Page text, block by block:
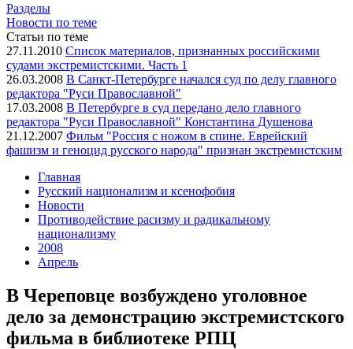
Разделы
Новости по теме
Статьи по теме
27.11.2010 Список материалов, признанных российскими
судами экстремистскими. Часть 1
26.03.2008 В Санкт-Петербурге начался суд по делу главного
редактора "Руси Православной"
17.03.2008 В Петербурге в суд передано дело главного
редактора "Руси Православной" Константина Душенова
21.12.2007 Фильм "Россия с ножом в спине. Еврейский
фашизм и геноцид русского народа" признан экстремистским
Главная
Русский национализм и ксенофобия
Новости
Противодействие расизму и радикальному
национализму
2008
Апрель
В Череповце возбуждено уголовное
дело за демонстрацию экстремистского
фильма в библиотеке РПЦ